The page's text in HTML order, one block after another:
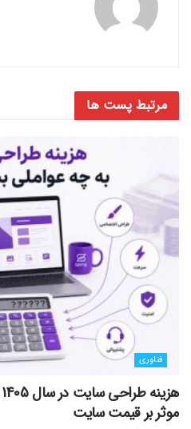
مرتبط پست ها
فناوری
موثر بر قیمت سایت